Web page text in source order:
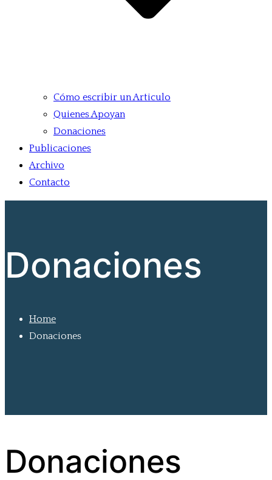
Cómo escribir un Articulo
Quienes Apoyan
Donaciones
Publicaciones
Archivo
Contacto
Donaciones
Home
Donaciones
Donaciones